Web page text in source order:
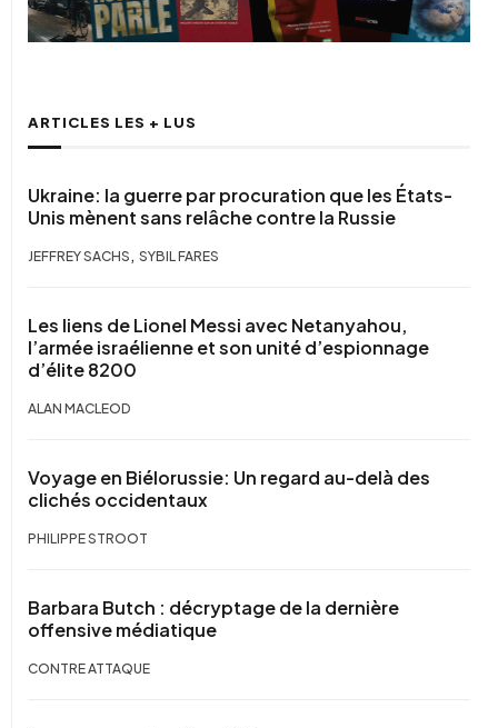
ARTICLES LES + LUS
Ukraine: la guerre par procuration que les États-
Unis mènent sans relâche contre la Russie
JEFFREY SACHS, SYBIL FARES
Les liens de Lionel Messi avec Netanyahou,
l’armée israélienne et son unité d’espionnage
d’élite 8200
ALAN MACLEOD
Voyage en Biélorussie: Un regard au-delà des
clichés occidentaux
PHILIPPE STROOT
Barbara Butch : décryptage de la dernière
offensive médiatique
CONTRE ATTAQUE